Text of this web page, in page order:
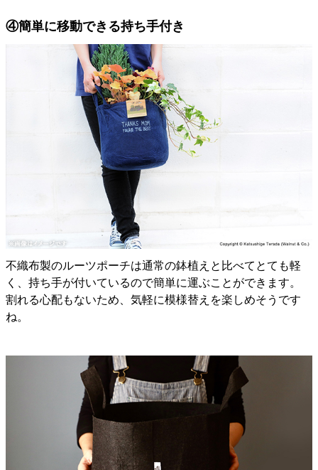
④簡単に移動できる持ち手付き
不織布製のルーツポーチは通常の鉢植えと比べてとても軽
く、持ち手が付いているので簡単に運ぶことができます。
割れる心配もないため、気軽に模様替えを楽しめそうです
ね。